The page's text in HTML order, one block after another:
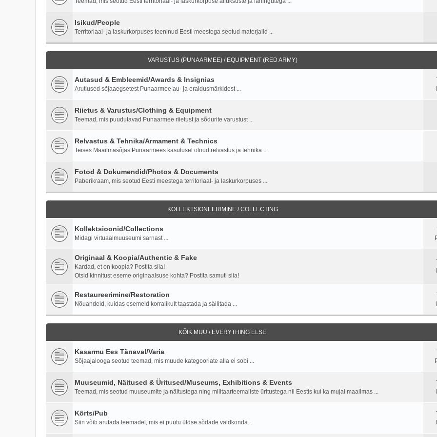
Isikud/People
Territoriaal- ja laskurkorpuses teeninud Eesti meestega seotud materjalid ...
VARUSTUS (PUNAARMEE) / EQUIPMENT (RED ARMY)
Autasud & Embleemid/Awards & Insignias
Arutlused sõjaaegsetest Punaarmee au- ja eraldusmärkidest ...
Riietus & Varustus/Clothing & Equipment
Teemad, mis puudutavad Punaarmee riietust ja sõdurite varustust ...
Relvastus & Tehnika/Armament & Technics
Teises Maailmasõjas Punaarmees kasutusel olnud relvastus ja tehnika ...
Fotod & Dokumendid/Photos & Documents
Paberikraam, mis seotud Eesti meestega territoriaal- ja laskurkorpuses ...
KOLLEKTSIONEERIMINE / COLLECTING
Kollektsioonid/Collections
Midagi virtuaalmuuseumi sarnast ...
Originaal & Koopia/Authentic & Fake
Kardad, et on koopia? Postita siia!
Otsid kinnitust eseme originaalsuse kohta? Postita samuti siia!
Restaureerimine/Restoration
Nõuandeid, kuidas esemeid korralikult taastada ja säilitada ...
KÕIK MUU / EVERYTHING ELSE
Kasarmu Ees Tänaval/Varia
Sõjaajalooga seotud teemad, mis muude kategooriate alla ei sobi ...
Muuseumid, Näitused & Üritused/Museums, Exhibitions & Events
Teemad, mis seotud muuseumite ja näitustega ning militaarteemaliste üritustega nii Eestis kui ka mujal maailmas ...
Kõrts/Pub
Siin võib arutada teemadel, mis ei puutu üldse sõdade valdkonda ...